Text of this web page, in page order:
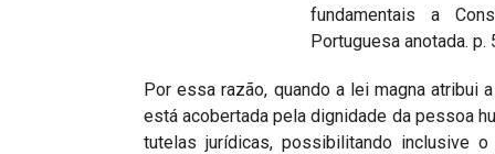
fundamentais a
Portuguesa anotada. p.
Por essa razão, quando a lei magna atribui
está acobertada pela dignidade da pessoa
tutelas jurídicas, possibilitando inclusive